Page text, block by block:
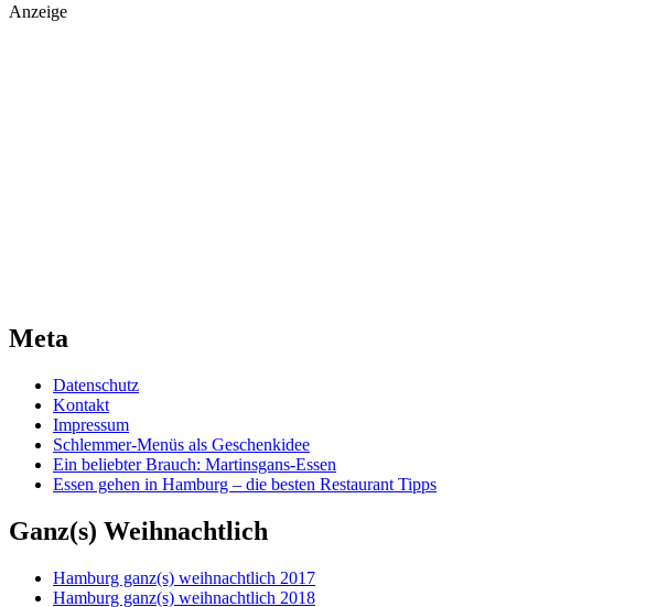
Anzeige
Meta
Datenschutz
Kontakt
Impressum
Schlemmer-Menüs als Geschenkidee
Ein beliebter Brauch: Martinsgans-Essen
Essen gehen in Hamburg – die besten Restaurant Tipps
Ganz(s) Weihnachtlich
Hamburg ganz(s) weihnachtlich 2017
Hamburg ganz(s) weihnachtlich 2018